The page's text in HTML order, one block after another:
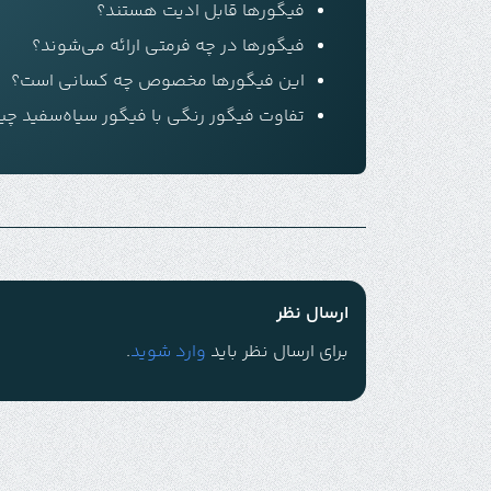
فیگورها قابل ادیت هستند؟
فیگورها در چه فرمتی ارائه می‌شوند؟
این فیگورها مخصوص چه کسانی است؟
تفاوت فیگور رنگی با فیگور سیاه‌سفید
ارسال نظر
برای ارسال نظر باید وارد شوید.